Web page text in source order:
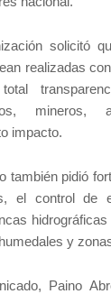
solicitó
realizadas
mineros,
impacto.
también pidió
el control de
y
Paino